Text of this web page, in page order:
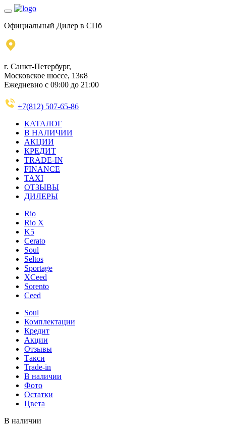
Официальный Дилер в СПб
г. Санкт-Петербург,
Московское шоссе, 13к8
Ежедневно с 09:00 до 21:00
+7(812) 507-65-86
КАТАЛОГ
В НАЛИЧИИ
АКЦИИ
КРЕДИТ
TRADE-IN
FINANCE
TAXI
ОТЗЫВЫ
ДИЛЕРЫ
Rio
Rio X
K5
Cerato
Soul
Seltos
Sportage
XCeed
Sorento
Ceed
Soul
Комплектации
Кредит
Акции
Отзывы
Такси
Trade-in
В наличии
Фото
Остатки
Цвета
В наличии